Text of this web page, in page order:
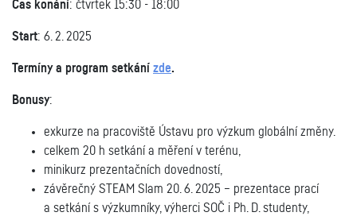
Čas konání: čtvrtek 15:30 - 18:00
Start: 6. 2. 2025
Termíny a program setkání zde.
Bonusy:
exkurze na pracoviště Ústavu pro výzkum globální změny.
celkem 20 h setkání a měření v terénu,
minikurz prezentačních dovedností,
závěrečný STEAM Slam 20. 6. 2025 – prezentace prací
a setkání s výzkumníky, výherci SOČ i Ph. D. studenty,